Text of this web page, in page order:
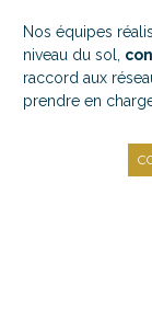
Nos équipes
niveau du sol,
raccord aux
prendre en